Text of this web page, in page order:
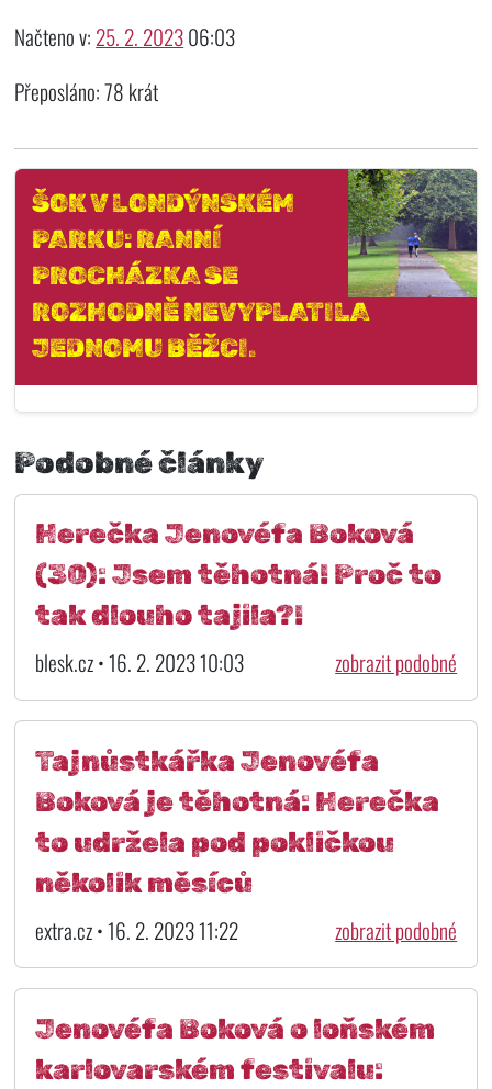
Načteno v: 25. 2. 202306:03
Přeposláno: 78 krát
ŠOK V LONDÝNSKÉM
PARKU: RANNÍ
PROCHÁZKA SE
ROZHODNĚ NEVYPLATILA
JEDNOMU BĚŽCI.
Podobné články
Herečka Jenovéfa Boková
(30): Jsem těhotná! Proč to
tak dlouho tajila?!
blesk.cz • 16. 2. 2023 10:03 zobrazit podobné
Tajnůstkářka Jenovéfa
Boková je těhotná: Herečka
to udržela pod pokličkou
několik měsíců
extra.cz • 16. 2. 2023 11:22 zobrazit podobné
Jenovéfa Boková o loňském
karlovarském festivalu: